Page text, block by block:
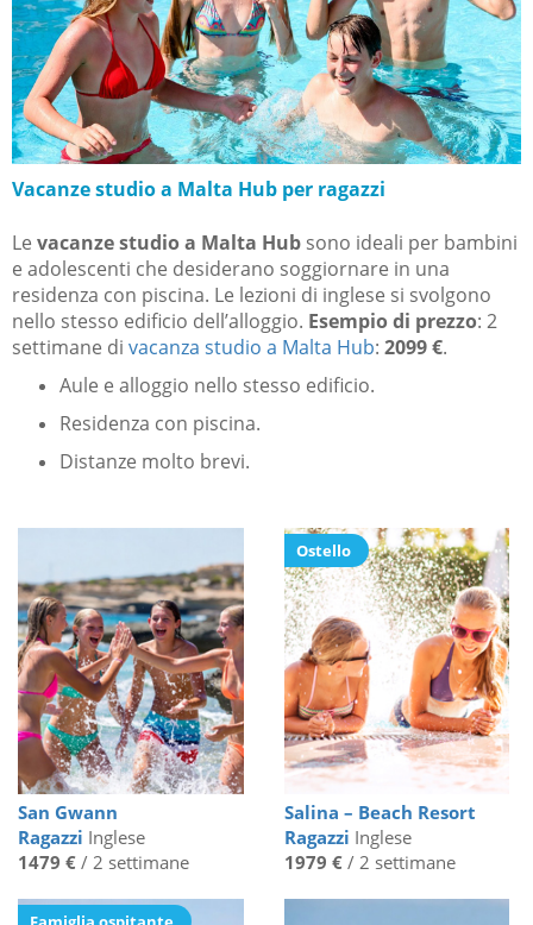
Vacanze studio a Malta Hub per ragazzi
Le vacanze studio a Malta Hub sono ideali per bambini
e adolescenti che desiderano soggiornare in una
residenza con piscina. Le lezioni di inglese si svolgono
nello stesso edificio dell’alloggio. Esempio di prezzo: 2
settimane di vacanza studio a Malta Hub: 2099 €.
Aule e alloggio nello stesso edificio.
Residenza con piscina.
Distanze molto brevi.
San Gwann
Ragazzi Inglese
1479 € / 2 settimane
Salina – Beach Resort
Ragazzi Inglese
1979 €/ 2 settimane
Ostello